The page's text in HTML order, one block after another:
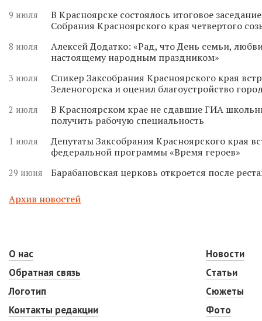
9 июля
В Красноярске состоялось итоговое
Собрания Красноярского края четвертого
8 июля
Алексей Додатко: «Рад, что День семьи,
настоящему народным праздником»
3 июля
Спикер Заксобрания Красноярского края
Зеленогорска и оценил благоустройство
2 июля
В Красноярском крае не сдавшие ГИА
получить рабочую специальность
1 июля
Депутаты Заксобрания Красноярского края
федеральной программы «Время героев»
29 июня Барабановская церковь откроется после
Архив новостей
О нас
Обратная связь
Логотип
Контакты редакции
Новости
Статьи
Сюжеты
Фото